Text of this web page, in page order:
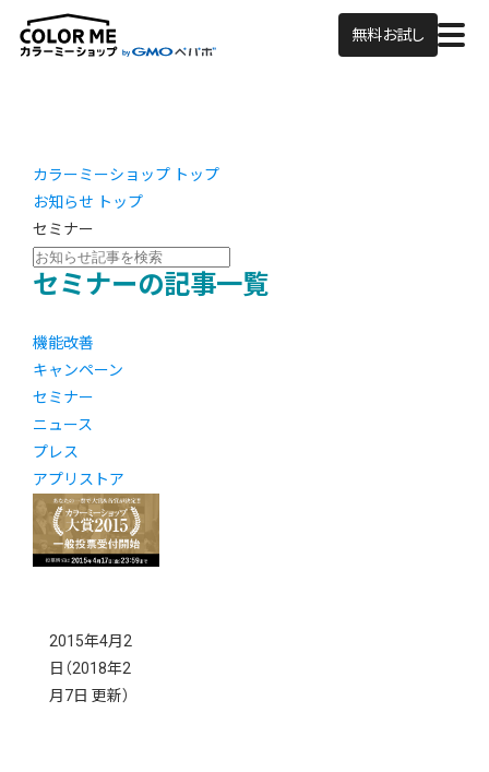
無料お試し
カラーミーショップ トップ
お知らせ トップ
セミナー
セミナーの記事一覧
機能改善
キャンペーン
セミナー
ニュース
プレス
アプリストア
2015年4月2
日 （2018年2
月7日 更新）